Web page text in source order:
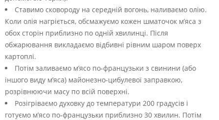
Ставимо сковороду на середній вогонь, наливаємо олію.
Коли олія нагріється, обсмажуємо кожен шматочок м’яса з
обох сторін приблизно по одній хвилинці. Після
обжарювання викладаємо відбивні рівним шаром поверх
картоплі.
Потім заливаємо м’ясо по-французьки з свинини (або
іншого виду м’яса) майонезно-цибулевої заправкою,
розрівнюючи масу по всій поверхні.
Розігріваємо духовку до температури 200 градусів і
готуємо м’ясо по-французьки приблизно 30 хвилин. Потім